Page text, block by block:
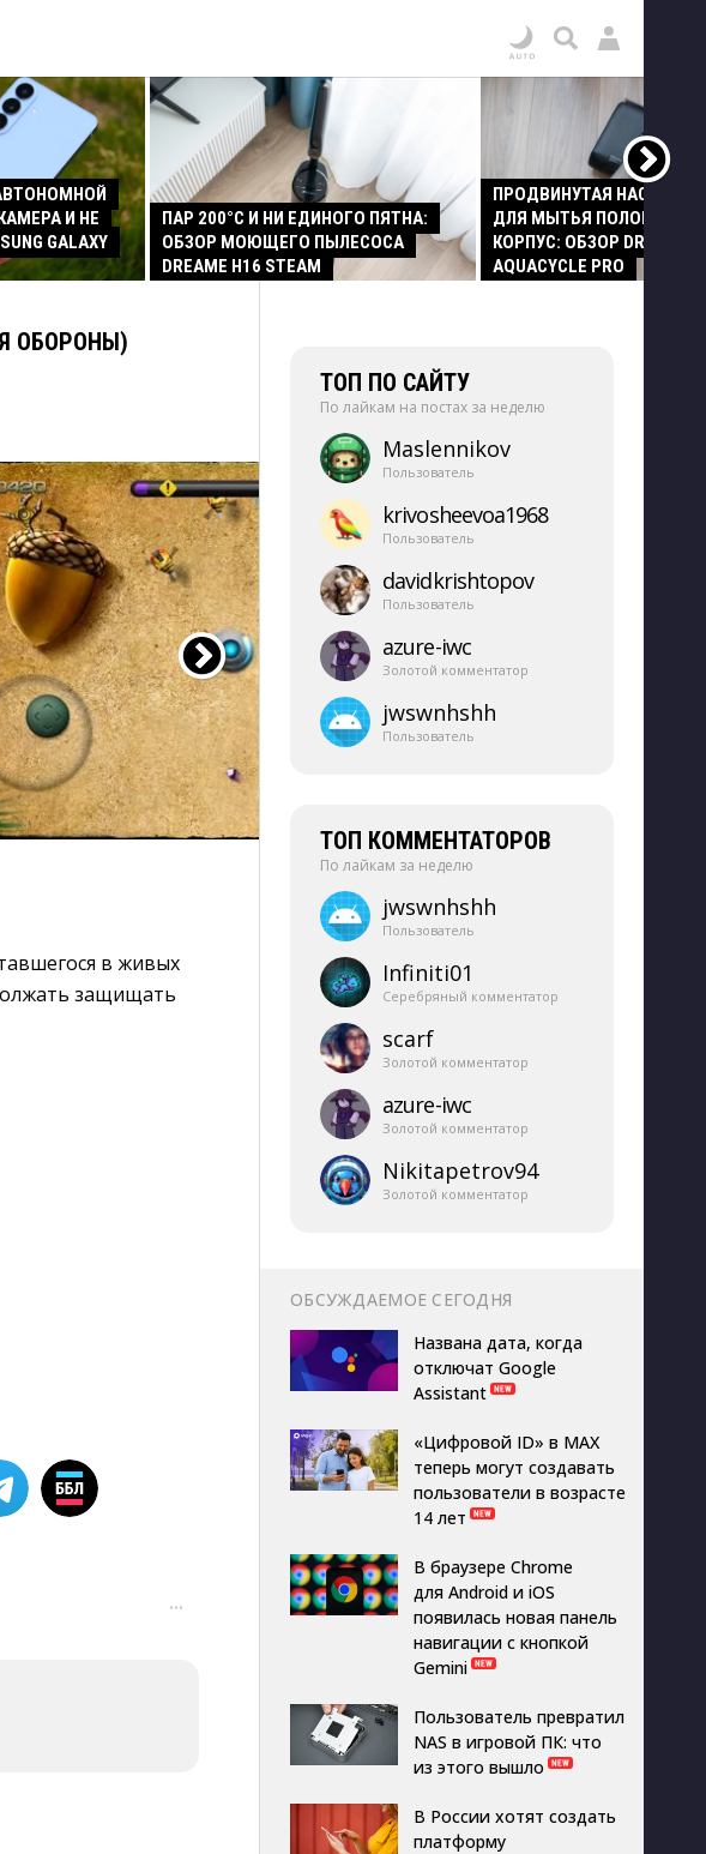
И НЕ
GALAXY
ПАР 200°C И НИ ЕДИНОГО ПЯТНА:
ОБЗОР МОЮЩЕГО ПЫЛЕСОСА
DREAME H16 STEAM
ПРОДВИНУТАЯ НАСАДКА
ДЛЯ МЫТЬЯ ПОЛОВ И
КОРПУС: ОБЗОР DREAME
AQUACYCLE PRO
ОБОРОНЫ)
в живых
защищать
···
ТОП ПО САЙТУ
По лайкам на постах за неделю
Maslennikov
Пользователь
krivosheevoa1968
Пользователь
davidkrishtopov
Пользователь
azure-​iwc
Золотой комментатор
jwswnhshh
Пользователь
ТОП КОММЕНТАТОРОВ
По лайкам за неделю
jwswnhshh
Пользователь
Infiniti01
Серебряный комментатор
scarf
Золотой комментатор
azure-​iwc
Золотой комментатор
Nikitapetrov94
Золотой комментатор
ОБСУЖДАЕМОЕ СЕГОДНЯ
Названа дата, когда
отключат Google
Assistant
«Цифровой ID» в MAX
теперь могут создавать
пользователи в возрасте
14 лет
В браузере Chrome
для Android и iOS
появилась новая панель
навигации с кнопкой
Gemini
Пользователь превратил
NAS в игровой ПК: что
из этого вышло
В России хотят создать
платформу